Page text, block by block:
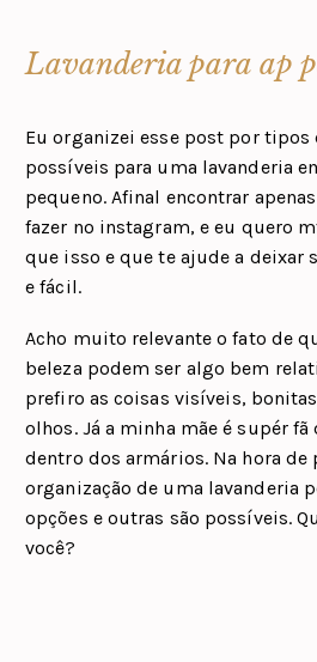
Lavanderia para ap
Eu organizei esse post por tipos
possíveis para uma lavanderia
pequeno. Afinal encontrar
fazer no instagram, e eu quero
que isso e que te ajude a deixar
e fácil.
Acho muito relevante o fato de
beleza podem ser algo bem
prefiro as coisas visíveis,
olhos. Já a minha mãe é supér
dentro dos armários. Na hora de
organização de uma lavanderia
opções e outras são possíveis.
você?